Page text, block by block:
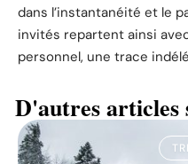
dans l’instantanéité et le
invités repartent ainsi
personnel, une trace
D'autres articles